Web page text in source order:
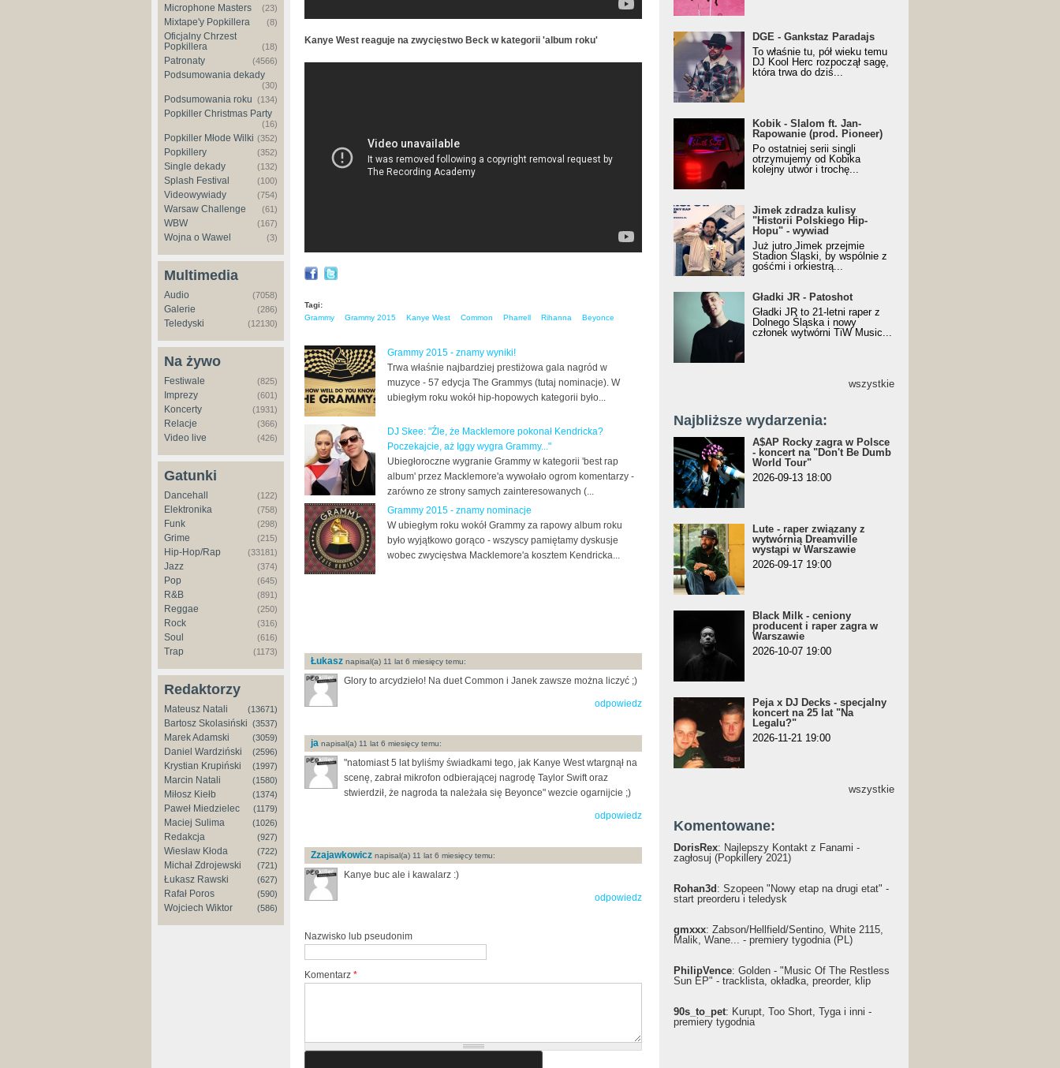
Microphone Masters (23)
Mixtape'y Popkillera (8)
Oficjalny Chrzest
Popkillera
(18)
Patronaty (4566)
Podsumowania dekady
(30)
Podsumowania roku (134)
Popkiller Christmas Party
(16)
Popkiller Młode Wilki (352)
Popkillery (352)
Single dekady (132)
Splash Festival (100)
Videowywiady (754)
Warsaw Challenge (61)
WBW (167)
Wojna o Wawel (3)
Multimedia
Audio (7058)
Galerie (286)
Teledyski (12130)
Na żywo
Festiwale (825)
Imprezy (601)
Koncerty (1931)
Relacje (366)
Video live (426)
Gatunki
Dancehall (122)
Elektronika (758)
Funk (298)
Grime (215)
Hip-Hop/Rap (33181)
Jazz (374)
Pop (645)
R&B (891)
Reggae (250)
Rock (316)
Soul (616)
Trap (1173)
Redaktorzy
Mateusz Natali (13671)
Bartosz Skolasiński (3537)
Marek Adamski (3059)
Daniel Wardziński (2596)
Krystian Krupiński (1997)
Marcin Natali (1580)
Miłosz Kiełb (1374)
Paweł Miedzielec (1179)
Maciej Sulima (1026)
Redakcja (927)
Wiesław Kłoda (722)
Michał Zdrojewski (721)
Łukasz Rawski (627)
Rafał Poros (590)
Wojciech Wiktor (586)
Kanye West reaguje na zwycięstwo Beck w kategorii 'album roku'
Tagi:
Grammy
Grammy 2015 Kanye West Common Pharrell Rihanna Beyonce
Grammy 2015 - znamy wyniki!
Trwa właśnie najbardziej prestiżowa gala nagród w
muzyce - 57 edycja The Grammys (tutaj nominacje). W
ubiegłym roku wokół hip-hopowych kategorii było...
DJ Skee: "Źle, że Macklemore pokonał Kendricka?
Poczekajcie, aż Iggy wygra Grammy..."
Ubiegłoroczne wygranie Grammy w kategorii 'best rap
album' przez Macklemore'a wywołało ogrom komentarzy -
zarówno ze strony samych zainteresowanych (...
Grammy 2015 - znamy nominacje
W ubiegłym roku wokół Grammy za rapowy album roku
było wyjątkowo gorąco - wszyscy pamiętamy dyskusje
wobec zwycięstwa Macklemore'a kosztem Kendricka...
Łukasz napisal(a) 11 lat 6 miesięcy temu:
Glory to arcydzieło! Na duet Common i Janek zawsze można liczyć ;)
odpowiedz
ja napisal(a) 11 lat 6 miesięcy temu:
"natomiast 5 lat byliśmy świadkami tego, jak Kanye West wtargnął na
scenę, zabrał mikrofon odbierającej nagrodę Taylor Swift oraz
stwierdził, że nagroda ta należała się Beyonce" wezcie ogarnijcie ;)
odpowiedz
Zzajawkowicz napisal(a) 11 lat 6 miesięcy temu:
Kanye buc ale i kawalarz :)
odpowiedz
Nazwisko lub pseudonim
Komentarz *
donGURALesko z nagrodą za
Klasyczny/Trueschoolowy
Album Roku (Popkillery 2023)
DGE - Gankstaz Paradajs
To właśnie tu, pół wieku temu
DJ Kool Herc rozpoczął sagę,
która trwa do dziś...
Kobik - Slalom ft. Jan-
Rapowanie (prod. Pioneer)
[Official Music Visualiser]
Kobik - Slalom ft. Jan-
Rapowanie (prod. Pioneer)
Po ostatniej serii singli
otrzymujemy od Kobika
kolejny utwór i trochę...
Jimek zdradza kulisy "Historii
Polskiego Hip-Hopu" - wywiad
Jimek zdradza kulisy
"Historii Polskiego Hip-
Hopu" - wywiad
Już jutro Jimek przejmie
Stadion Śląski, by wspólnie z
gośćmi i orkiestrą...
Gładki JR - Patoshot
Gładki JR - Patoshot
Gładki JR to 21-letni raper z
Dolnego Śląska i nowy
członek wytwórni TiW Music...
wszystkie
Najbliższe wydarzenia:
A$AP Rocky zagra w Polsce
- koncert na "Don't Be Dumb
World Tour"
2026-09-13 18:00
Lute - raper związany z
wytwórnią Dreamville
wystąpi w Warszawie
2026-09-17 19:00
Black Milk - ceniony
producent i raper zagra w
Warszawie
2026-10-07 19:00
Peja x DJ Decks - specjalny
koncert na 25 lat "Na
Legalu?"
2026-11-21 19:00
wszystkie
Komentowane:
DorisRex: Najlepszy Kontakt z Fanami -
zagłosuj (Popkillery 2021)
Rohan3d : Szopeen "Nowy etap na drugi etat" -
start preorderu i teledysk
gmxxx: Żabson/Hellfield/Sentino, White 2115,
Malik, Wane... - premiery tygodnia (PL)
PhilipVence: Golden - "Music Of The Restless
Sun EP" - tracklista, okładka, preorder, klip
90s_to_pet: Kurupt, Too Short, Tyga i inni -
premiery tygodnia